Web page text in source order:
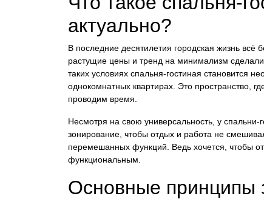
актуально?
В последние десятилетия городская жизнь всё
растущие цены и тренд на минимализм
таких условиях спальня-гостиная становится
однокомнатных квартирах. Это пространство,
проводим время.
Несмотря на свою универсальность, у
зонирование, чтобы отдых и работа не
перемешанных функций. Ведь хочется, чтобы
функциональным.
Основные принципы